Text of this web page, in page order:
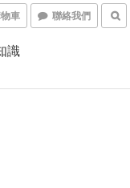
車 聯絡我們
識